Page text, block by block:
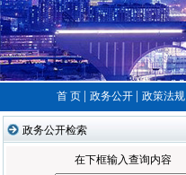
首 页 政务公开 政策法规
政务公开检索
在下框输入查询内容